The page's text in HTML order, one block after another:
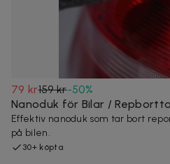
79 kr159 kr-50%
Nanoduk för Bilar /
Effektiv nanoduk som tar bort
på bilen.
30+ köpta